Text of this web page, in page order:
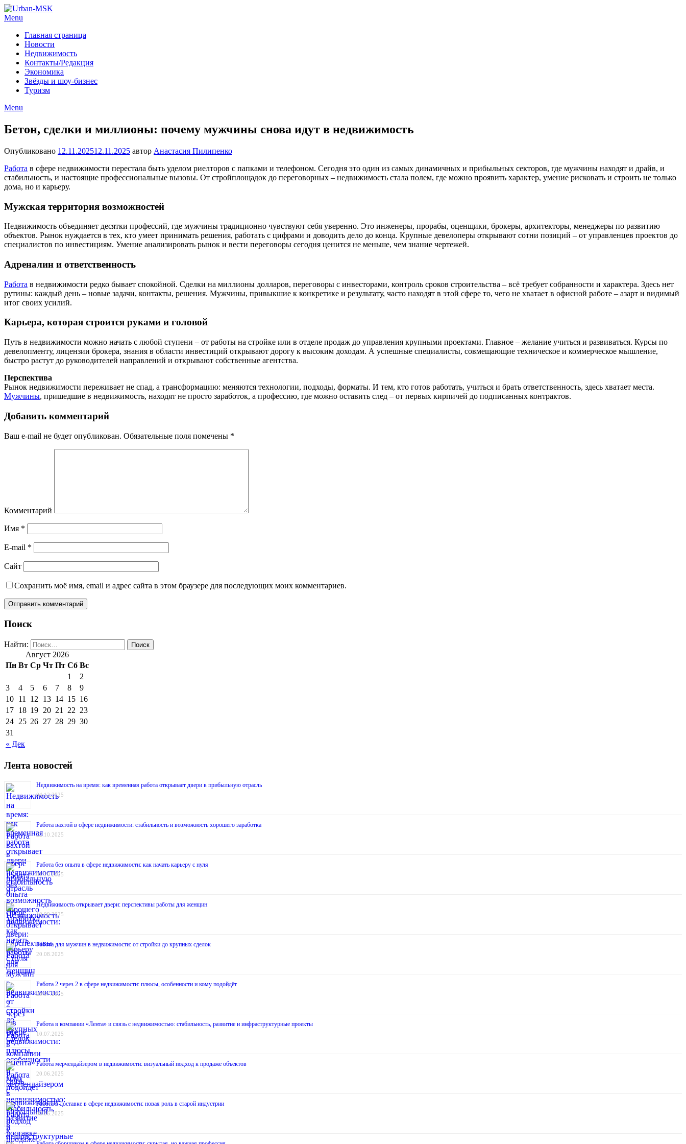
Menu
Главная страница
Новости
Недвижимость
Контакты/Редакция
Экономика
Звёзды и шоу-бизнес
Туризм
Menu
Бетон, сделки и миллионы: почему мужчины снова идут в недвижимость
Опубликовано 12.11.202512.11.2025 автор Анастасия Пилипенко
Работа в сфере недвижимости перестала быть уделом риелторов с папками и телефоном. Сегодня это один из самых динамичных и прибыльных секторов, где мужчины находят и драйв, и
стабильность, и настоящие профессиональные вызовы. От стройплощадок до переговорных – недвижимость стала полем, где можно проявить характер, умение рисковать и строить не только
дома, но и карьеру.
Мужская территория возможностей
Недвижимость объединяет десятки профессий, где мужчины традиционно чувствуют себя уверенно. Это инженеры, прорабы, оценщики, брокеры, архитекторы, менеджеры по развитию
объектов. Рынок нуждается в тех, кто умеет принимать решения, работать с цифрами и доводить дело до конца. Крупные девелоперы открывают сотни позиций – от управленцев проектов до
специалистов по инвестициям. Умение анализировать рынок и вести переговоры сегодня ценится не меньше, чем знание чертежей.
Адреналин и ответственность
Работа в недвижимости редко бывает спокойной. Сделки на миллионы долларов, переговоры с инвесторами, контроль сроков строительства – всё требует собранности и характера. Здесь нет
рутины: каждый день – новые задачи, контакты, решения. Мужчины, привыкшие к конкретике и результату, часто находят в этой сфере то, чего не хватает в офисной работе – азарт и видимый
итог своих усилий.
Карьера, которая строится руками и головой
Путь в недвижимости можно начать с любой ступени – от работы на стройке или в отделе продаж до управления крупными проектами. Главное – желание учиться и развиваться. Курсы по
девелопменту, лицензии брокера, знания в области инвестиций открывают дорогу к высоким доходам. А успешные специалисты, совмещающие техническое и коммерческое мышление,
быстро растут до руководителей направлений и открывают собственные агентства.
Перспектива
Рынок недвижимости переживает не спад, а трансформацию: меняются технологии, подходы, форматы. И тем, кто готов работать, учиться и брать ответственность, здесь хватает места.
Мужчины, пришедшие в недвижимость, находят не просто заработок, а профессию, где можно оставить след – от первых кирпичей до подписанных контрактов.
Добавить комментарий
Ваш e-mail не будет опубликован. Обязательные поля помечены *
Комментарий
Имя *
E-mail *
Сайт
Сохранить моё имя, email и адрес сайта в этом браузере для последующих моих комментариев.
Поиск
Найти:
Август 2026
Пн Вт Ср Чт Пт Сб Вс
« Дек
1
2
3
4 5 6 7 8
9
10 11 12 13 14 15 16
17 18 19 20 21 22 23
24 25 26 27 28 29 30
31
Лента новостей
Недвижимость на время: как временная работа открывает двери в прибыльную отрасль
04.12.2025
Работа вахтой в сфере недвижимости: стабильность и возможность хорошего заработка
22.10.2025
Работа без опыта в сфере недвижимости: как начать карьеру с нуля
01.10.2025
Недвижимость открывает двери: перспективы работы для женщин
10.09.2025
Работа для мужчин в недвижимости: от стройки до крупных сделок
20.08.2025
Работа 2 через 2 в сфере недвижимости: плюсы, особенности и кому подойдёт
29.07.2025
Работа в компании «Лента» и связь с недвижимостью: стабильность, развитие и инфраструктурные проекты
10.07.2025
Работа мерчендайзером в недвижимости: визуальный подход к продаже объектов
20.06.2025
Работа в доставке в сфере недвижимости: новая роль в старой индустрии
03.06.2025